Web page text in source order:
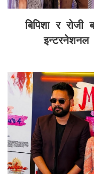
बिपिशा र
इन्टरनेशनल